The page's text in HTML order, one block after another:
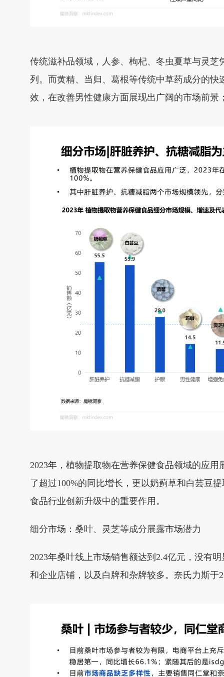
传统滋补品领域，人参、枸杞、冬虫夏草与灵
列。而黄精、当归、葛根等传统中草药成分的
效，在改善男性健康方面展现出广阔的市场前
2023年，植物提取物在营养保健食品领域的应
了超过100%的同比增长，更以奶蓟草和白芸豆
食品行业创新升级中的重要作用。
细分市场：桑叶、灵芝等成分展露市场潜力
2023年桑叶线上市场销售额达到2.4亿元，没有
和企业店铺，以及白牌和杂牌较多。奈氏力斯于